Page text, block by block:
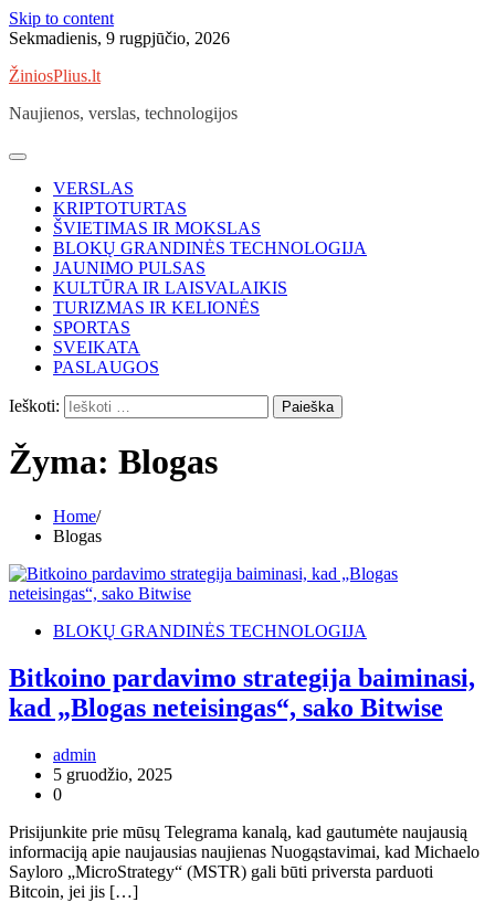
Skip to content
Sekmadienis, 9 rugpjūčio, 2026
ŽiniosPlius.lt
Naujienos, verslas, technologijos
VERSLAS
KRIPTOTURTAS
ŠVIETIMAS IR MOKSLAS
BLOKŲ GRANDINĖS TECHNOLOGIJA
JAUNIMO PULSAS
KULTŪRA IR LAISVALAIKIS
TURIZMAS IR KELIONĖS
SPORTAS
SVEIKATA
PASLAUGOS
Ieškoti:
Žyma: Blogas
Home
Blogas
BLOKŲ GRANDINĖS TECHNOLOGIJA
Bitkoino pardavimo strategija baiminasi,
kad „Blogas neteisingas“, sako Bitwise
admin
5 gruodžio, 2025
0
Prisijunkite prie mūsų Telegrama kanalą, kad gautumėte naujausią
informaciją apie naujausias naujienas Nuogąstavimai, kad Michaelo
Sayloro „MicroStrategy“ (MSTR) gali būti priversta parduoti
Bitcoin, jei jis […]